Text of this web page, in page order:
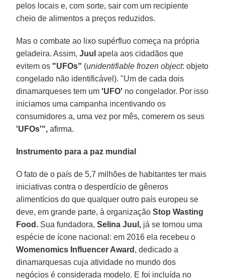
pelos locais e, com sorte, sair com um recipiente
cheio de alimentos a preços reduzidos.
Mas o combate ao lixo supérfluo começa na própria
geladeira. Assim,Juul apela aos cidadãos que
evitem os "UFOs" (unidentifiable frozen object: objeto
congelado não identificável). "Um de cada dois
dinamarqueses tem um'UFO' no congelador. Por isso
iniciamos uma campanha incentivando os
consumidores a, uma vez por mês, comerem os seus
'UFOs'", afirma.
Instrumento para a paz mundial
O fato de o país de 5,7 milhões de habitantes ter mais
iniciativas contra o desperdício de gêneros
alimentícios do que qualquer outro país europeu se
deve, em grande parte, à organizaçãoStop Wasting
Food. Sua fundadora,Selina Juul, já se tornou uma
espécie de ícone nacional: em 2016 ela recebeu o
Womenomics Influencer Award , dedicado a
dinamarquesas cuja atividade no mundo dos
negócios é considerada modelo. E foi incluída no